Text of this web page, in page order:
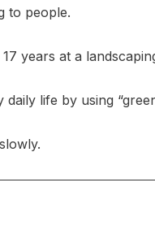
to people.
years at a
life by using